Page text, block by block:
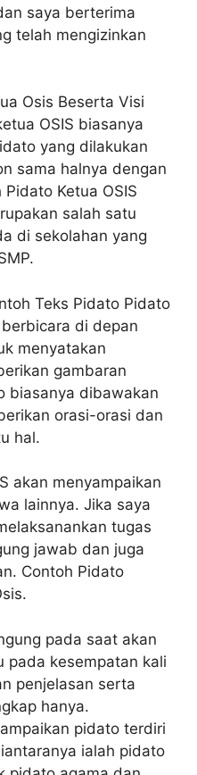
saya berterima
telah mengizinkan
Osis Beserta Visi
OSIS biasanya
yang dilakukan
sama halnya dengan
Ketua OSIS
salah satu
di sekolahan yang
Teks Pidato Pidato
di depan
menyatakan
gambaran
biasanya dibawakan
orasi-orasi dan
hal.
akan menyampaikan
lainnya. Jika saya
tugas
jawab dan juga
Contoh Pidato
pada saat akan
pada kesempatan kali
penjelasan serta
hanya.
pidato terdiri
ialah pidato